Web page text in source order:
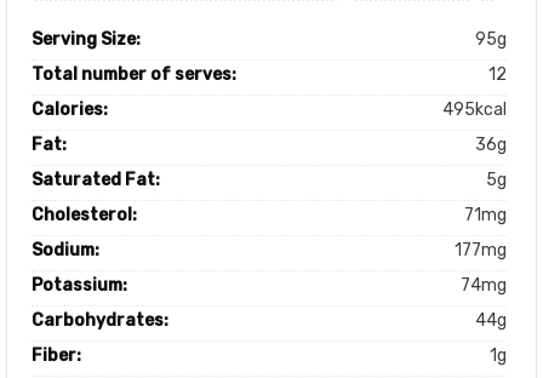
Serving Size:
95g
Total number of serves:
12
Calories:
495kcal
Fat:
36g
Saturated Fat:
5g
Cholesterol:
71mg
Sodium:
177mg
Potassium:
74mg
Carbohydrates:
44g
Fiber:
1g